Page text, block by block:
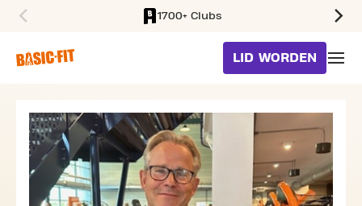
1700+ Clubs
LID WORDEN